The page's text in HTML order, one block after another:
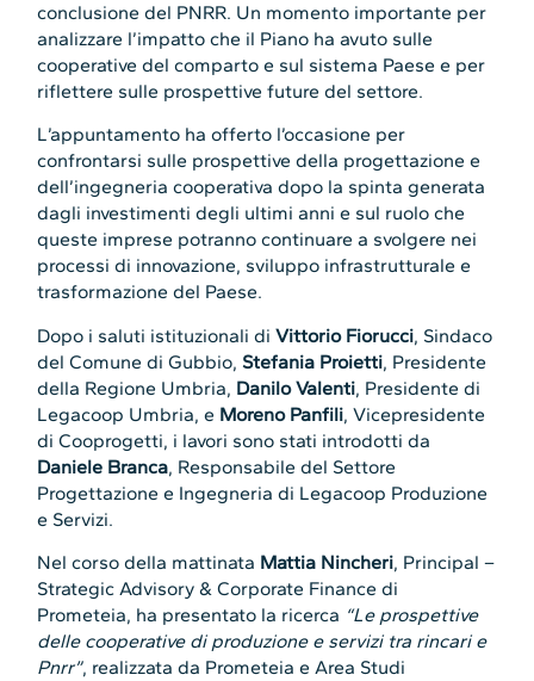
conclusione del PNRR. Un momento importante per
analizzare l’impatto che il Piano ha avuto sulle
cooperative del comparto e sul sistema Paese e per
riflettere sulle prospettive future del settore.
L’appuntamento ha offerto l’occasione per
confrontarsi sulle prospettive della progettazione e
dell’ingegneria cooperativa dopo la spinta generata
dagli investimenti degli ultimi anni e sul ruolo che
queste imprese potranno continuare a svolgere nei
processi di innovazione, sviluppo infrastrutturale e
trasformazione del Paese.
Dopo i saluti istituzionali diVittorio Fiorucci, Sindaco
del Comune di Gubbio, Stefania Proietti, Presidente
della Regione Umbria, Danilo Valenti, Presidente di
Legacoop Umbria, e Moreno Panfili, Vicepresidente
di Cooprogetti, i lavori sono stati introdotti da
Daniele Branca, Responsabile del Settore
Progettazione e Ingegneria di Legacoop Produzione
e Servizi.
Nel corso della mattinata Mattia Nincheri, Principal –
Strategic Advisory & Corporate Finance di
Prometeia, ha presentato la ricerca “Le prospettive
delle cooperative di produzione e servizi tra rincari e
Pnrr”, realizzata da Prometeia e Area Studi